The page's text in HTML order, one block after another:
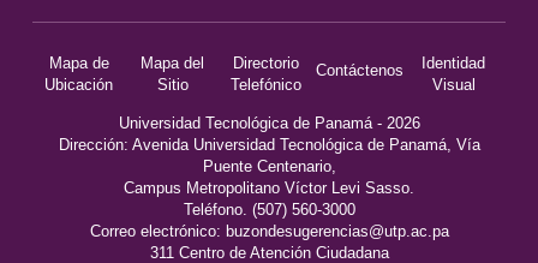
Mapa de
Ubicación
Mapa del
Sitio
Directorio
Telefónico
Contáctenos
Identidad
Visual
Universidad Tecnológica de Panamá - 2026
Dirección: Avenida Universidad Tecnológica de Panamá, Vía
Puente Centenario,
Campus Metropolitano Víctor Levi Sasso.
Teléfono. (507) 560-3000
Correo electrónico: buzondesugerencias@utp.ac.pa
311 Centro de Atención Ciudadana